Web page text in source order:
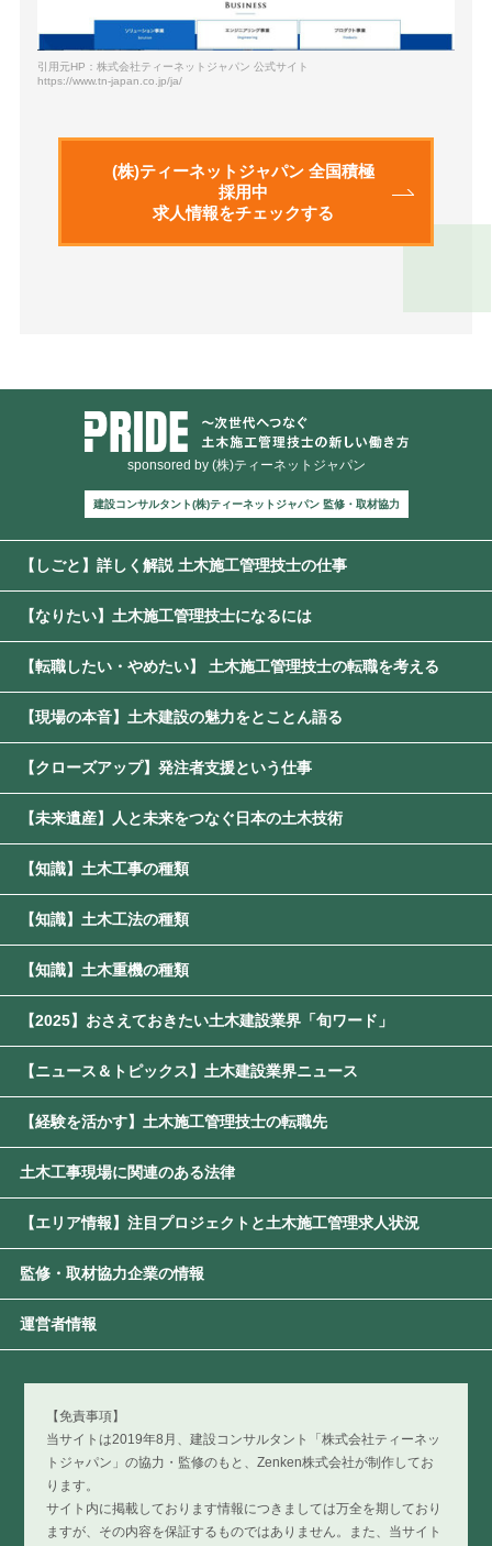
引用元HP：株式会社ティーネットジャパン 公式サイト
https://www.tn-japan.co.jp/ja/
(株)ティーネットジャパン 全国積極
採用中
求人情報をチェックする
sponsored by (株)ティーネットジャパン
建設コンサルタント(株)ティーネットジャパン 監修・取材協力
【しごと】詳しく解説 土木施工管理技士の仕事
【なりたい】土木施工管理技士になるには
【転職したい・やめたい】 土木施工管理技士の転職を考える
【現場の本音】土木建設の魅力をとことん語る
【クローズアップ】発注者支援という仕事
【未来遺産】人と未来をつなぐ日本の土木技術
【知識】土木工事の種類
【知識】土木工法の種類
【知識】土木重機の種類
【2025】おさえておきたい土木建設業界「旬ワード」
【ニュース＆トピックス】土木建設業界ニュース
【経験を活かす】土木施工管理技士の転職先
土木工事現場に関連のある法律
【エリア情報】注目プロジェクトと土木施工管理求人状況
監修・取材協力企業の情報
運営者情報
【免責事項】
当サイトは2019年8月、建設コンサルタント「株式会社ティーネッ
トジャパン」の協力・監修のもと、Zenken株式会社が制作してお
ります。
サイト内に掲載しております情報につきましては万全を期しており
ますが、その内容を保証するものではありません。また、当サイト